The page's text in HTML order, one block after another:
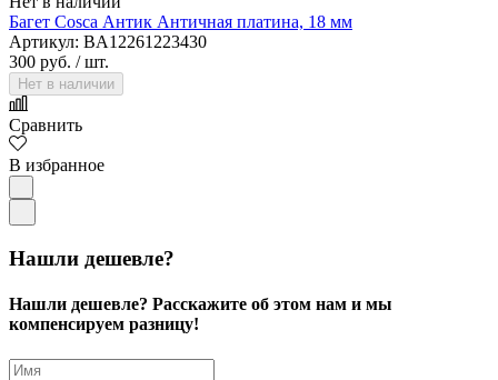
Багет Cosca Антик Античная платина, 18 мм
Артикул: BA12261223430
300 руб. / шт.
Нет в наличии
Сравнить
В избранное
Нашли дешевле?
Нашли дешевле? Расскажите об этом нам и мы
компенсируем разницу!